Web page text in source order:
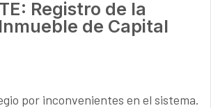
Registro de la
de Capital
por inconvenientes en el sistema.